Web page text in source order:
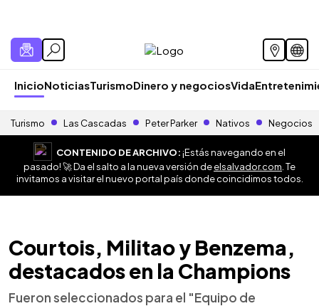
InicioNoticiasTurismoDinero y negociosVida
Turismo Las Cascadas Peter Parker Nativos Negocios
CONTENIDO DE ARCHIVO:¡Estás navegando en el
pasado! 🚀 Da el salto a la nueva versión deelsalvador.com . Te
invitamos a visitar el nuevo portal país donde coincidimos todos.
Courtois, Militao y Benzema,
destacados en la Champions
Fueron seleccionados para el "Equipo de